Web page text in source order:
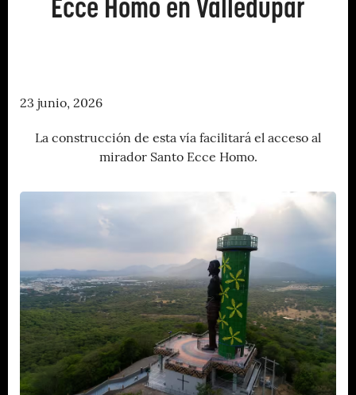
Ecce Homo en Valledupar
23 junio, 2026
La construcción de esta vía facilitará el acceso al
mirador Santo Ecce Homo.